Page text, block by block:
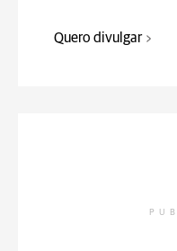
Quero divulgar